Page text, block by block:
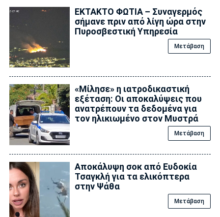
ΕΚΤΑΚΤΟ ΦΩΤΙΑ – Συναγερμός
σήμανε πριν από λίγη ώρα στην
Πυροσβεστική Υπηρεσία
Μετάβαση
«Μίλησε» η ιατροδικαστική
εξέταση: Οι αποκαλύψεις που
ανατρέπουν τα δεδομένα για
τον ηλικιωμένο στον Μυστρά
Μετάβαση
Αποκάλυψη σoκ από Ευδοκία
Τσαγκλή για τα ελικόπτερα
στην Ψάθα
Μετάβαση